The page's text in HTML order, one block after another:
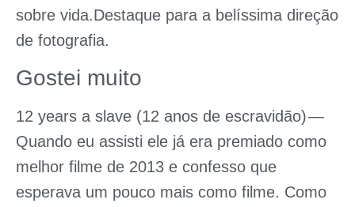
sobre vida.Destaque para a belíssima direção
de fotografia.
Gostei muito
12 years a slave (12 anos de escravidão)—
Quando eu assisti ele já era premiado como
melhor filme de 2013 e confesso que
esperava um pouco mais como filme. Como